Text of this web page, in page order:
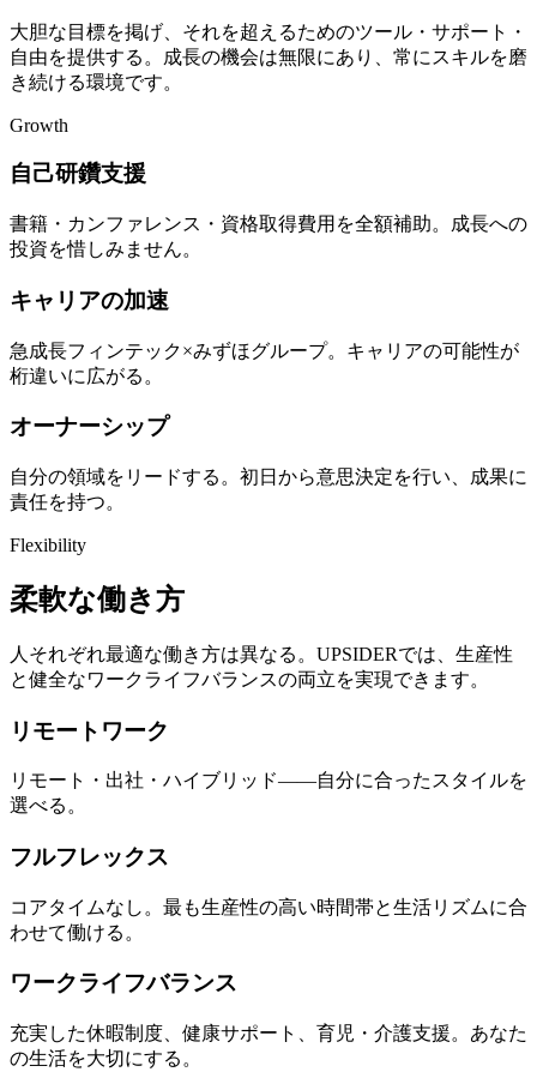
大胆な目標を掲げ、それを超えるためのツール・サポート・
自由を提供する。成長の機会は無限にあり、常にスキルを磨
き続ける環境です。
Growth
自己研鑽支援
書籍・カンファレンス・資格取得費用を全額補助。成長への
投資を惜しみません。
キャリアの加速
急成長フィンテック×みずほグループ。キャリアの可能性が
桁違いに広がる。
オーナーシップ
自分の領域をリードする。初日から意思決定を行い、成果に
責任を持つ。
Flexibility
柔軟な働き方
人それぞれ最適な働き方は異なる。UPSIDERでは、生産性
と健全なワークライフバランスの両立を実現できます。
リモートワーク
リモート・出社・ハイブリッド——自分に合ったスタイルを
選べる。
フルフレックス
コアタイムなし。最も生産性の高い時間帯と生活リズムに合
わせて働ける。
ワークライフバランス
充実した休暇制度、健康サポート、育児・介護支援。あなた
の生活を大切にする。